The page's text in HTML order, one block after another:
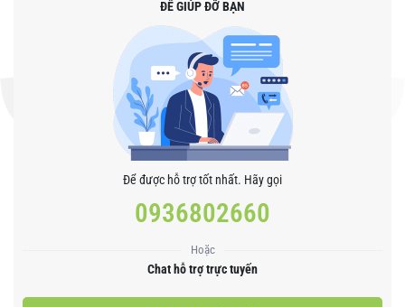
ĐỂ GIÚP ĐỠ BẠN
Để được hỗ trợ tốt nhất. Hãy gọi
0936802660
Hoặc
Chat hỗ trợ trực tuyến